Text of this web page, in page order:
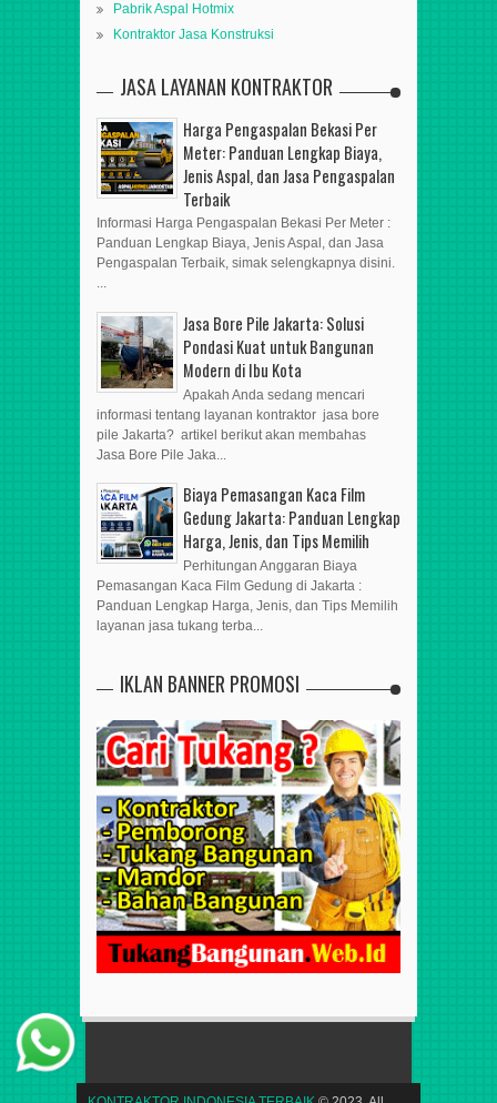
Pabrik Aspal Hotmix
Kontraktor Jasa Konstruksi
JASA LAYANAN KONTRAKTOR
Harga Pengaspalan Bekasi Per
Meter: Panduan Lengkap Biaya,
Jenis Aspal, dan Jasa Pengaspalan
Terbaik
Informasi Harga Pengaspalan Bekasi Per Meter :
Panduan Lengkap Biaya, Jenis Aspal, dan Jasa
Pengaspalan Terbaik, simak selengkapnya disini.
...
Jasa Bore Pile Jakarta: Solusi
Pondasi Kuat untuk Bangunan
Modern di Ibu Kota
Apakah Anda sedang mencari
informasi tentang layanan kontraktor jasa bore
pile Jakarta? artikel berikut akan membahas
Jasa Bore Pile Jaka...
Biaya Pemasangan Kaca Film
Gedung Jakarta: Panduan Lengkap
Harga, Jenis, dan Tips Memilih
Perhitungan Anggaran Biaya
Pemasangan Kaca Film Gedung di Jakarta :
Panduan Lengkap Harga, Jenis, dan Tips Memilih
layanan jasa tukang terba...
IKLAN BANNER PROMOSI